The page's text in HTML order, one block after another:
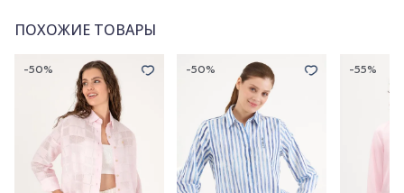
ПОХОЖИЕ ТОВАРЫ
-50% -50% -55%